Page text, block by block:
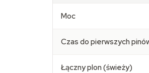
Moc
Czas do pierwszych
Łączny plon (świeży)